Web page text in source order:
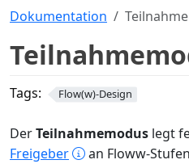
Dokumentation
Tags: Flow(w)-Design
DerTeilnahmemodus legt
Freigeber
an Floww-